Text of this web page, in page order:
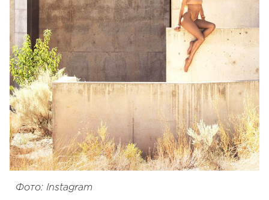
Фото: Instagram